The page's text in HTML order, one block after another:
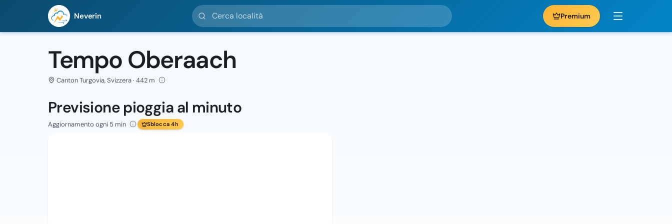
Neverin
Cerca località
Premium
Tempo Oberaach
Canton Turgovia, Svizzera · 442 m
Previsione pioggia al minuto
Aggiornamento ogni 5 min Sblocca 4h